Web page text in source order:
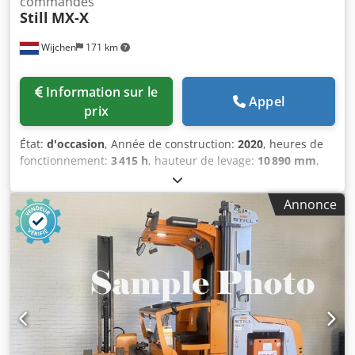
Wijchen 171 km
Still MX-X
prix
Appel
État: d'occasion, Année de construction: 2020, heures de
fonctionnement: 3 415 h, hauteur de levage: 10 890 mm,
électrique, type de mât:
longueur des fourches:1 200 mm, couleur:gris, Poids à
vide : 9 200 kg Capacité de levage : 1 200 kg Prix : sur
demande - Année de fabrication : 2020 - Documentation
disponible : oui - Marquage CE : oui - Certificat CE : non -
Numéro de série : 612334X00160 - Heures de
fonctionnement : 3 415 - Niveau de travail : élevé - Force
de levage : 1 200 kg - Hauteur de levage : 10 890 mm -
Hauteur de passage : 6 000 mm - Longueur des fourches :
1 200 mm - Options : man-up - Mât : duplex -
Entraînement : électrique - Informations sur la batterie : -
Annonce